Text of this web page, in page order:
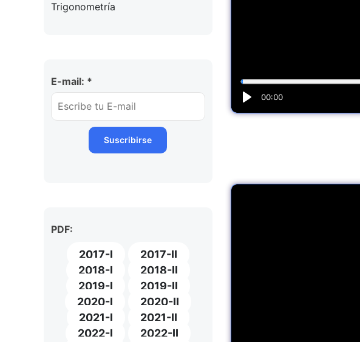
Trigonometría
E-mail: *
PDF:
2017-I
2017-II
2018-I
2018-II
2019-I
2019-II
2020-I
2020-II
2021-I
2021-II
2022-I
2022-II